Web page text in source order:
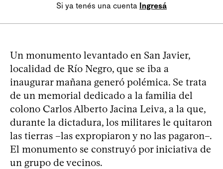
Si ya tenés una cuenta Ingresá
Un monumento levantado en San Javier,
localidad de Río Negro, que se iba a
inaugurar mañana generó polémica. Se trata
de un memorial dedicado a la familia del
colono Carlos Alberto Jacina Leiva, a la que,
durante la dictadura, los militares le quitaron
las tierras –las expropiaron y no las pagaron–.
El monumento se construyó por iniciativa de
un grupo de vecinos.